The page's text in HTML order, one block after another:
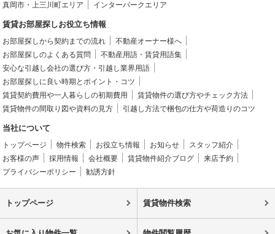
真岡市・上三川町エリア
インターパークエリア
賃貸お部屋探しお役立ち情報
お部屋探しから契約までの流れ
不動産オーナー様へ
お部屋探しのよくある質問
不動産用語・賃貸用語集
安心な引越し会社の選び方・引越し業界用語
お部屋探しに良い時期とポイント・コツ
賃貸契約費用や一人暮らしの初期費用
賃貸物件の選び方やチェック方法
賃貸物件の間取り図や資料の見方
引越し方法で梱包の仕方や荷造りのコツ
当社について
トップページ 物件検索 お役立ち情報 お知らせ
スタッフ紹介
お客様の声
採用情報 会社概要 賃貸物件紹介ブログ
来店予約
プライバシーポリシー
勧誘方針
トップページ 賃貸物件検索